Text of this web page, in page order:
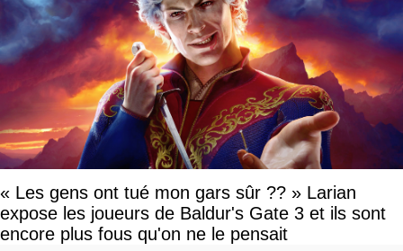
« Les gens ont tué mon gars sûr ?? » Larian
expose les joueurs de Baldur's Gate 3 et ils sont
encore plus fous qu'on ne le pensait